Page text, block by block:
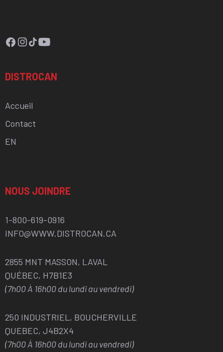
Facebook
Instagram
TikTok
YouTube
DISTROCAN
Accueil
Contact
EN
NOUS JOINDRE
1-800-619-0916
INFO@WWW.DISTROCAN.CA
2855 MNT MASSON, LAVAL
QUÉBEC, H7B1E3
(7h00 À 16h00 du lundi au vendredi)
250 INDUSTRIEL, BOUCHERVILLE
QUEBEC, J4B2X4
(7h00 À 16h00 du lundi au vendredi)